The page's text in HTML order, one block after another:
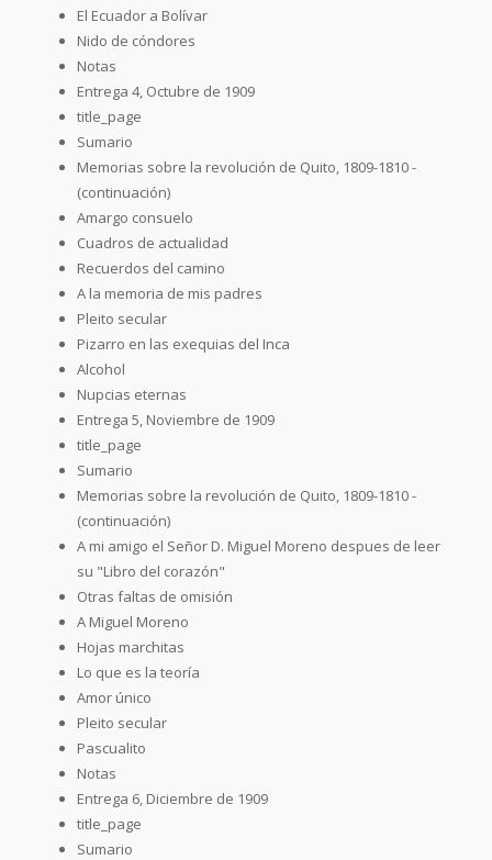
El Ecuador a Bolívar
Nido de cóndores
Notas
Entrega 4, Octubre de 1909
title_page
Sumario
Memorias sobre la revolución de Quito, 1809-1810 -
(continuación)
Amargo consuelo
Cuadros de actualidad
Recuerdos del camino
A la memoria de mis padres
Pleito secular
Pizarro en las exequias del Inca
Alcohol
Nupcias eternas
Entrega 5, Noviembre de 1909
title_page
Sumario
Memorias sobre la revolución de Quito, 1809-1810 -
(continuación)
A mi amigo el Señor D. Miguel Moreno despues de leer
su "Libro del corazón"
Otras faltas de omisión
A Miguel Moreno
Hojas marchitas
Lo que es la teoría
Amor único
Pleito secular
Pascualito
Notas
Entrega 6, Diciembre de 1909
title_page
Sumario